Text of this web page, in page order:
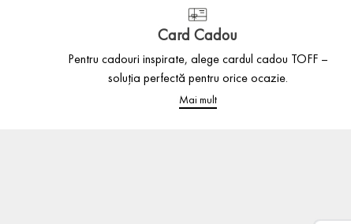
Card Cadou
Pentru cadouri inspirate, alege cardul cadou TOFF –
soluția perfectă pentru orice ocazie.
Mai mult